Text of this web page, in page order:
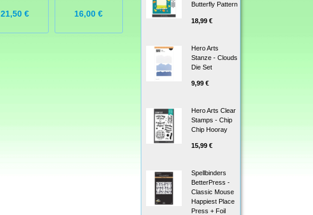
21,50 € 16,00 € 18,50 €
Butterfly Pattern
18,99 €
Hero Arts
Stanze - Clouds
Die Set
9,99 €
Hero Arts Clear
Stamps - Chip
Chip Hooray
15,99 €
Spellbinders
BetterPress -
Classic Mouse
Happiest Place
Press + Foil